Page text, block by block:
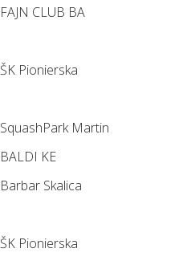
FAJN CLUB BA
ŠK Pionierska
SquashPark Martin
BALDI KE
Barbar Skalica
ŠK Pionierska